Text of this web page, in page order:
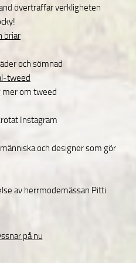
överträffar verkligheten
briar
och sömnad
tweed
mer om tweed
Instagram
och designer som gör
av herrmodemässan Pitti
på nu